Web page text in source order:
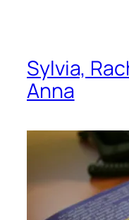
Sylvia,
Anna